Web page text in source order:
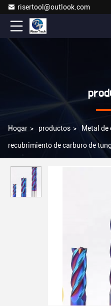
risertool@outlook.com
Hogar > productos > Metal de
recubrimiento de carburo de